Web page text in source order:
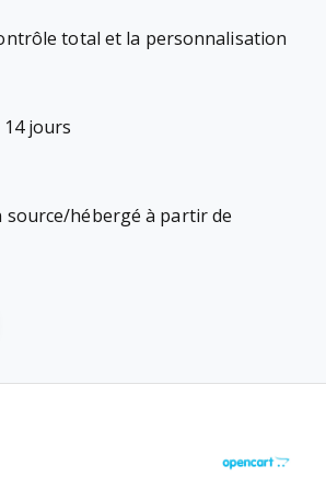
total et la personnalisation
14 jours
source/hébergé à partir de